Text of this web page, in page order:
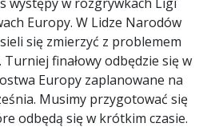
Europy. W Lidze Narodów
się zmierzyć z problemem
finałowy odbędzie się w
Europy zaplanowane na
Musimy przygotować się
odbędą się w krótkim czasie.